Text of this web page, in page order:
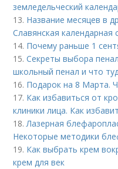
земледельческий
13. Название месяцев в
Славянская календарная
14. Почему раньше 1
15.Секреты выбора
школьный пенал и что
16. Подарок на 8 Марта.
17. Как избавиться от
клиники лица. Как
18.Лазерная
Некоторые методики
19. Как выбрать крем
крем для век